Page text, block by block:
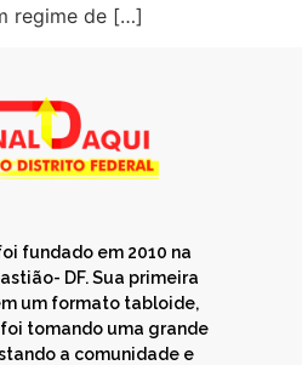
regime de […]
fundado em 2010 na
DF. Sua primeira
um formato tabloide,
tomando uma grande
a comunidade e